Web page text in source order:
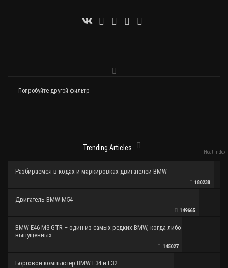
Попробуйте другой фильтр
Trending Articles
Heat Index
Разбираемся в кодах и маркировках двигателей BMW
180238
Двигатель BMW M54
149665
BMW E46 M3 GTR – один из самых редких BMW, когда-либо
выпущенных
145027
Бортовой компьютер BMW E34 и E32